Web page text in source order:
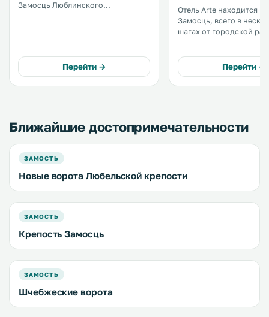
Замосць Люблинского
воспользоваться бесплатным Wi-
Перейти →
Отель Arte находится в
Замосць, всего в
шагах от городской
территории обустроена
бесплатная частная
Перейти →
Ближайшие достопримечательности
ЗАМОСТЬ
Новые ворота Любельской крепости
ЗАМОСТЬ
Крепость Замосць
ЗАМОСТЬ
Шчебжеские ворота